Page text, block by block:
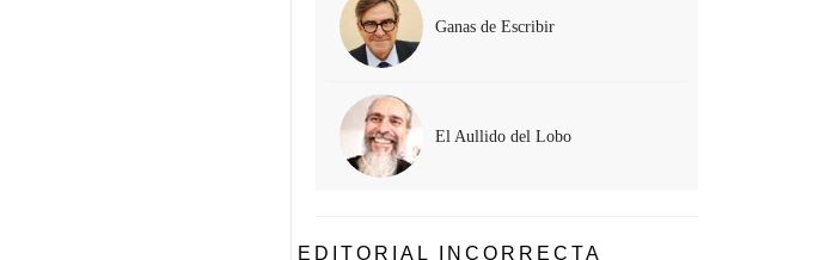
Ganas de Escribir
El Aullido del Lobo
EDITORIAL INCORRECTA